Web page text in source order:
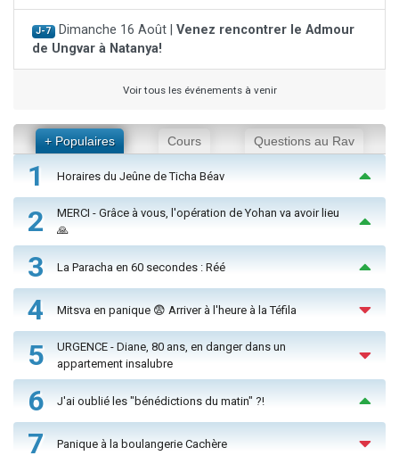
J-7 Dimanche 16 Août | Venez rencontrer le Admour
de Ungvar à Natanya!
Voir tous les événements à venir
+ Populaires Cours Questions au Rav
1 Horaires du Jeûne de Ticha Béav
2
MERCI - Grâce à vous, l'opération de Yohan va avoir lieu
🙏
3 La Paracha en 60 secondes : Réé
4 Mitsva en panique 😨 Arriver à l'heure à la Téfila
5
URGENCE - Diane, 80 ans, en danger dans un
appartement insalubre
6 J'ai oublié les "bénédictions du matin" ?!
7 Panique à la boulangerie Cachère